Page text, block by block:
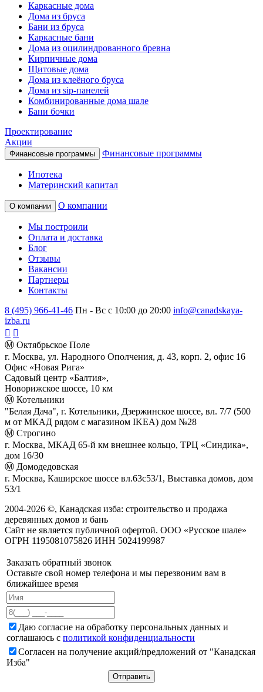
Каркасные дома
Дома из бруса
Бани из бруса
Каркасные бани
Дома из оцилиндрованного бревна
Кирпичные дома
Щитовые дома
Дома из клеёного бруса
Дома из sip-панелей
Комбинированные дома шале
Бани бочки
Проектирование
Акции
Финансовые программы Финансовые программы
Ипотека
Материнский капитал
О компании О компании
Мы построили
Оплата и доставка
Блог
Отзывы
Вакансии
Партнеры
Контакты
8 (495) 966-41-46 Пн - Вс с 10:00 до 20:00 info@canadskaya-
izba.ru
Ⓜ Октябрьское Поле
г. Москва, ул. Народного Ополчения, д. 43, корп. 2, офис 16
Офис «Новая Рига»
Садовый центр «Балтия»,
Новорижское шоссе, 10 км
Ⓜ Котельники
"Белая Дача", г. Котельники, Дзержинское шоссе, вл. 7/7 (500
м от МКАД рядом с магазином IKEA) дом №28
Ⓜ Строгино
г. Москва, МКАД 65-й км внешнее кольцо, ТРЦ «Синдика»,
дом 16/30
Ⓜ Домодедовская
г. Москва, Каширское шоссе вл.63с53/1, Выставка домов, дом
53/1
2004-2026 ©, Канадская изба: строительство и продажа
деревянных домов и бань
Сайт не является публичной офертой. ООО «Русское шале»
ОГРН 1195081075826 ИНН 5024199987
Заказать обратный звонок
Оставьте свой номер телефона и мы перезвоним вам в
ближайшее время
Даю согласие на обработку персональных данных и
соглашаюсь с политикой конфиденциальности
Согласен на получение акций/предложений от "Канадская
Изба"